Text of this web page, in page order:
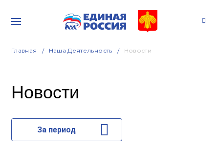
Главная Наша Деятельность Новости
Новости
За период